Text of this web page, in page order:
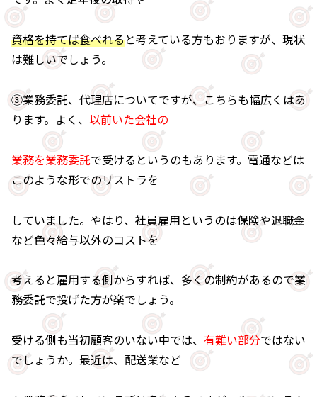
資格を持てば食べれると考えている方もおりますが、現状
は難しいでしょう。
③業務委託、代理店についてですが、こちらも幅広くはあ
ります。よく、 以前いた会社の
業務を業務委託で受けるというのもあります。電通などは
このような形でのリストラを
していました。やはり、社員雇用というのは保険や退職金
など色々給与以外のコストを
考えると雇用する側からすれば、多くの制約があるので業
務委託で投げた方が楽でしょう。
受ける側も当初顧客のいない中では、 有難い部分ではない
でしょうか。最近は、配送業など